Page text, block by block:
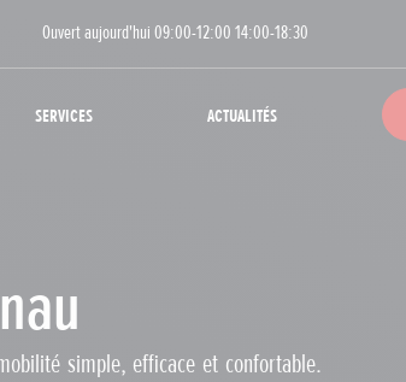
Ouvert aujourd'hui 09:00-12:00 14:00-18:30
Services Actualités
simple, efficace et confortable.